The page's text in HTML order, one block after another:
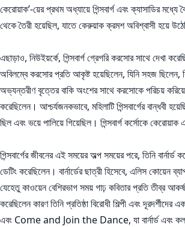
কেরোয়াক’-য়ের প্রথম অধ্যায়ে গিন্সবার্গ এবং ক্যাসাডির
থেকে তৈরী হয়েছিল, যাতে কেরুয়াক ক্রমশ অবিশ্বাসী হয়ে
এছাড়াও, নিউইয়র্কে, গিন্সবার্গ গ্রেগরি করসোর সাথে দেখা
অবিলম্বে করসোর প্রতি আকৃষ্ট হয়েছিলেন, যিনি সহজ ছিলেন,
অভ্যন্তরীণ বৃত্তের বাকি অংশের সাথে করসোকে পরিচয় করিয়ে
করেছিলেন। আশ্চর্যজনকভাবে, মহিলাটি গিন্সবার্গের বান্ধবী
ছিল এবং ভয়ে পালিয়ে গিয়েছিল। গিন্সবার্গ কর্সোকে
গিন্সবার্গের জীবনের এই সময়ের অল্প সময়ের পরে, তিনি
ডেটিং করেছিলেন। বার্নার্ডের ছাত্রী হিসেবে, এলিস
যেহেতু কাওয়েন বেশিরভাগ সময় গাঢ় কবিতার প্রতি তীব্র
করেছিলেন কারণ তিনি প্রতিষ্ঠা বিরোধী শিল্পী এবং
এবং Come and Join the Dance, যা বার্নার্ড এবং